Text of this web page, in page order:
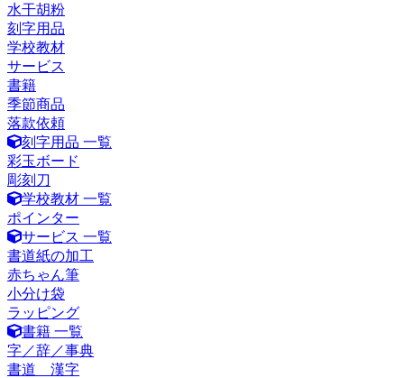
水干胡粉
刻字用品
学校教材
サービス
書籍
季節商品
落款依頼
刻字用品 一覧
彩玉ボード
彫刻刀
学校教材 一覧
ポインター
サービス 一覧
書道紙の加工
赤ちゃん筆
小分け袋
ラッピング
書籍 一覧
字／辞／事典
書道 漢字